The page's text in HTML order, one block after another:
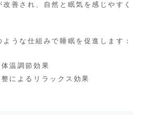
善され、自然と眠気を感じやすく
うな仕組みで睡眠を促進します：
温調節効果
によるリラックス効果